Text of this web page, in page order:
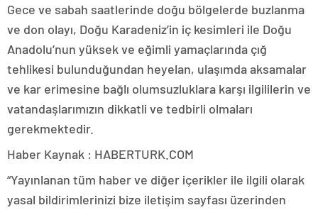
Gece ve sabah saatlerinde doğu bölgelerde buzlanma
ve don olayı, Doğu Karadeniz’in iç kesimleri ile Doğu
Anadolu’nun yüksek ve eğimli yamaçlarında çığ
tehlikesi bulunduğundan heyelan, ulaşımda aksamalar
ve kar erimesine bağlı olumsuzluklara karşı ilgililerin ve
vatandaşlarımızın dikkatli ve tedbirli olmaları
gerekmektedir.
Haber Kaynak : HABERTURK.COM
“Yayınlanan tüm haber ve diğer içerikler ile ilgili olarak
yasal bildirimlerinizi bize iletişim sayfası üzerinden